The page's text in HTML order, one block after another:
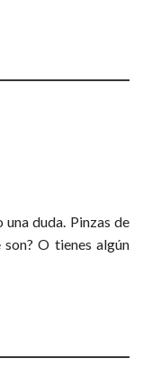
duda. Pinzas de
O tienes algún